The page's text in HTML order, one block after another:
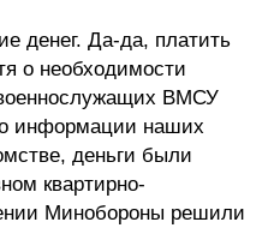
денег. Да-да, платить
о необходимости
ВМСУ
информации наших
деньги были
квартирно-
Минобороны решили